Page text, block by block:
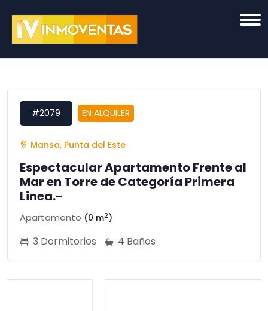
#2079 EN ALQUILER
Mansa, Punta del Este
Espectacular Apartamento Frente al
Mar en Torre de Categoría Primera
Linea.-
Apartamento (0 m2)
3 Dormitorios 4 Baños